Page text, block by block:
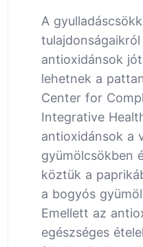
A
antioxidánsok
lehetnek a
Center for
Integrative
antioxidánsok a
gyümölcsökben
köztük a
a bogyós
Emellett az
egészséges